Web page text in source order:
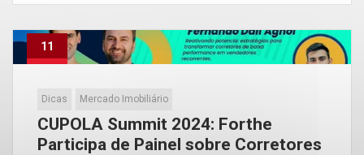
11
Dicas Mercado Imobiliário
CUPOLA Summit 2024: Forthe
Participa de Painel sobre Corretores